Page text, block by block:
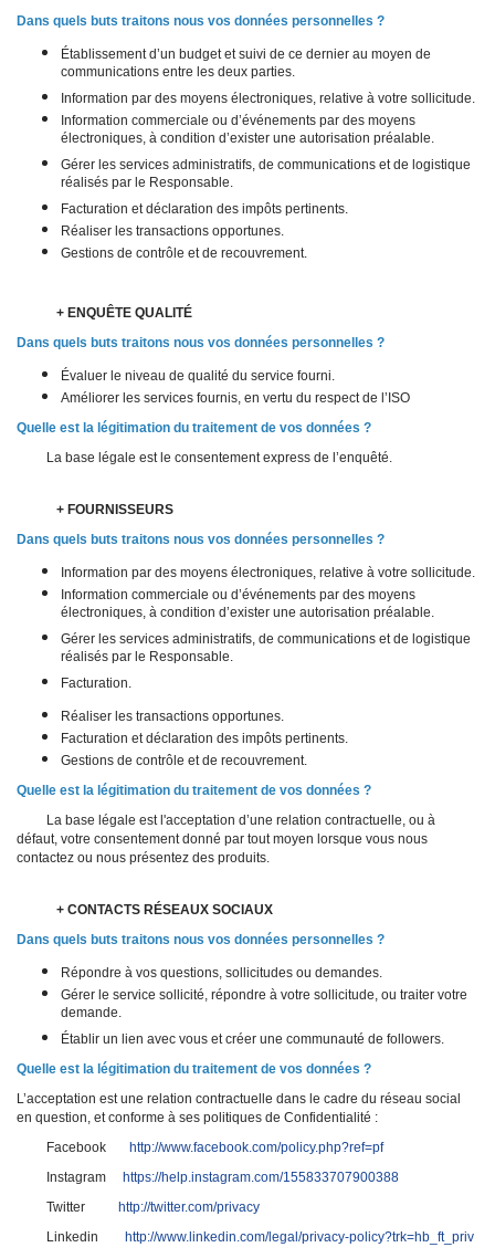
Dans quels buts traitons nous vos données personnelles ?
Établissement d’un budget et suivi de ce dernier au moyen de
communications entre les deux parties.
Information par des moyens électroniques, relative à votre sollicitude.
Information commerciale ou d’événements par des moyens
électroniques, à condition d’exister une autorisation préalable.
Gérer les services administratifs, de communications et de logistique
réalisés par le Responsable.
Facturation et déclaration des impôts pertinents.
Réaliser les transactions opportunes.
Gestions de contrôle et de recouvrement.
+ ENQUÊTE QUALITÉ
Dans quels buts traitons nous vos données personnelles ?
Évaluer le niveau de qualité du service fourni.
Améliorer les services fournis, en vertu du respect de l’ISO
Quelle est la légitimation du traitement de vos données ?
La base légale est le consentement express de l’enquêté.
+ FOURNISSEURS
Dans quels buts traitons nous vos données personnelles ?
Information par des moyens électroniques, relative à votre sollicitude.
Information commerciale ou d’événements par des moyens
électroniques, à condition d’exister une autorisation préalable.
Gérer les services administratifs, de communications et de logistique
réalisés par le Responsable.
Facturation.
Réaliser les transactions opportunes.
Facturation et déclaration des impôts pertinents.
Gestions de contrôle et de recouvrement.
Quelle est la légitimation du traitement de vos données ?
La base légale est l'acceptation d’une relation contractuelle, ou à
défaut, votre consentement donné par tout moyen lorsque vous nous
contactez ou nous présentez des produits.
+ CONTACTS RÉSEAUX SOCIAUX
Dans quels buts traitons nous vos données personnelles ?
Répondre à vos questions, sollicitudes ou demandes.
Gérer le service sollicité, répondre à votre sollicitude, ou traiter votre
demande.
Établir un lien avec vous et créer une communauté de followers.
Quelle est la légitimation du traitement de vos données ?
L’acceptation est une relation contractuelle dans le cadre du réseau social
en question, et conforme à ses politiques de Confidentialité :
Facebook http://www.facebook.com/policy.php?ref=pf
Instagram https://help.instagram.com/155833707900388
Twitter http://twitter.com/privacy
Linkedin http://www.linkedin.com/legal/privacy-policy?trk=hb_ft_priv